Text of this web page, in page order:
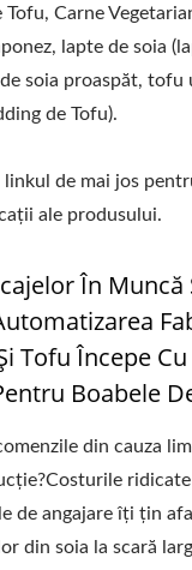
Carne
lapte de soia
soia proaspăt, tofu
de Tofu).
linkul de mai jos
ale produsului.
În Muncă
Tofu Începe
Boabele
din cauza
de angajare îți țin
din soia la scară